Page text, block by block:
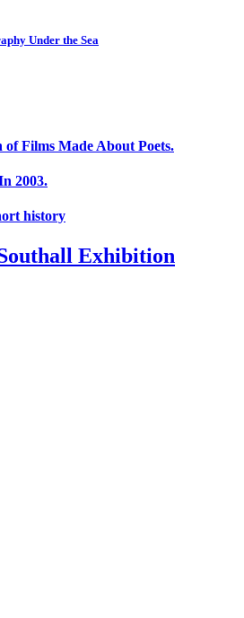
Under the Sea
Films Made About Poets.
2003.
history
Exhibition